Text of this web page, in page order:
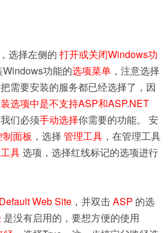
，选择左侧的 打开或关闭Windows功
功能的选项菜单 ，注意选择
需要安装的服务都已经选择了，因
选项中是不支持ASP和ASP.NET
们必须手动选择你需要的功能。 安
制面板 ，选择 管理工具 ，在管理工具
具选项，选择红线标记的选项进行
Default Web Site ，并双击ASP 的选
是没有启用的，要想方便的使用